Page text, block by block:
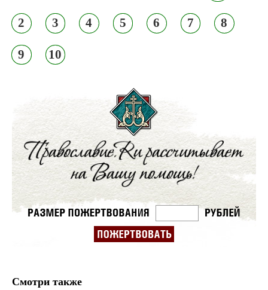
2 3 4 5 6 7 8
9 10
Смотри также